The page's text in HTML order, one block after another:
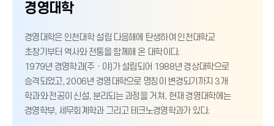
경영대학
경영대학은 인천대학 설립 다음해에 탄생하여 인천대학교
초창기부터 역사와 전통을 함께해 온 대학이다.
1979년 경영학과(주ㆍ야)가 설립되어 1988년 경상대학으로
승격되었고, 2006년 경영대학으로 명칭이 변경되기까지 3개
학과와 전공이 신설, 분리되는 과정을 거쳐, 현재 경영대학에는
경영학부, 세무회계학과 그리고 테크노경영학과가 있다.